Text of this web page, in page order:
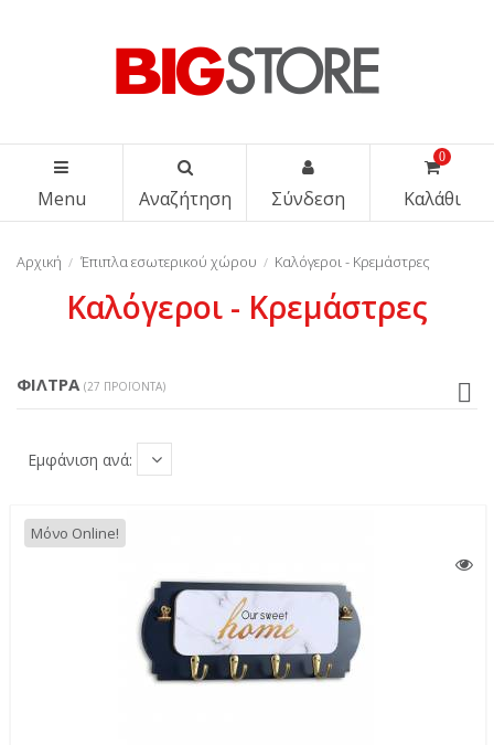
Menu Αναζήτηση Σύνδεση
0
Καλάθι
Αρχική Έπιπλα εσωτερικού χώρου Καλόγεροι - Κρεμάστρες
Καλόγεροι - Κρεμάστρες
Εμφάνιση ανά:
Μόνο Online!
ΦΊΛΤΡΑ (27 ΠΡΟΪΌΝΤΑ)